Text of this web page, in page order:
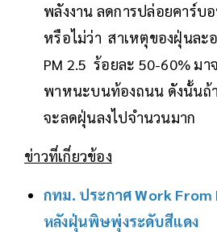
พลังงาน ลดการปล่อยคาร์บ
หรือไม่ว่า สาเหตุของฝุ่นละ
PM 2.5 ร้อยละ 50-60% ม
พาหนะบนท้องถนน ดังนั้นถ้
จะลดฝุ่นลงไปจำนวนมาก
ข่าวที่เกี่ยวข้อง
กทม. ประกาศ Work From
หลังฝุ่นพิษพุ่งระดับสีแดง